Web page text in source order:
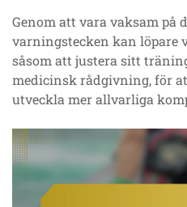
Genom att vara vaksam på
varningstecken kan löpare
såsom att justera sitt
medicinsk rådgivning, för
utveckla mer allvarliga